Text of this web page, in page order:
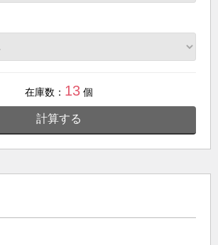
在庫数： 13 個
計算する